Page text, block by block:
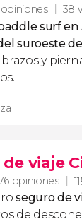
opiniones 38
surf
suroeste
y
viaje
opiniones
seguro de
de